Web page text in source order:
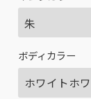
ボディカラー